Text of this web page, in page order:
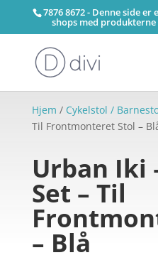
7876 8672 - Denne side
shops med produkterne
Hjem / Cykelstol /
Til Frontmonteret Stol –
Urban Iki
Set – Til
– Blå